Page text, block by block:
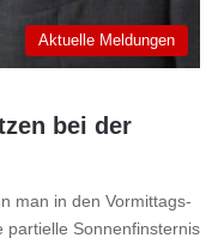
Aktuelle Meldungen
bei der
man in den Vormittags-
partielle Sonnenfinsternis